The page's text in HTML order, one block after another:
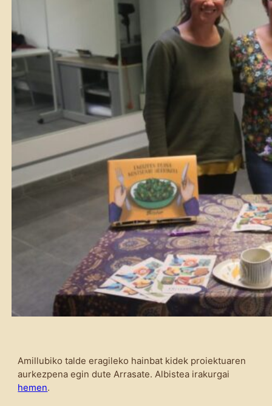
Amillubiko talde eragileko hainbat kidek proiektuaren
aurkezpena egin dute Arrasate. Albistea irakurgai
hemen.